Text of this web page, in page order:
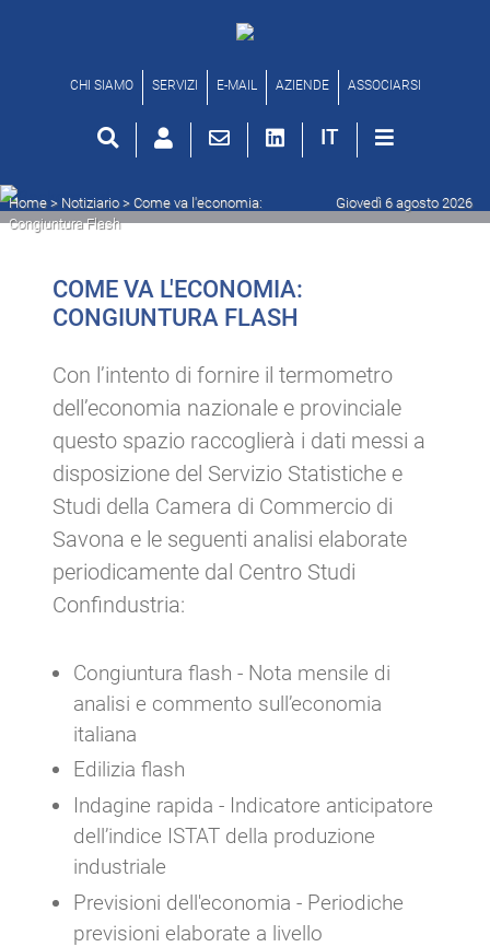
Come va l'economia: Congiuntura
CHI SIAMO SERVIZI E-MAIL AZIENDE ASSOCIARSI
IT
Giovedì 6 agosto 2026
Home > Notiziario > Come va l'economia:
Congiuntura Flash
COME VA L'ECONOMIA:
CONGIUNTURA FLASH
Con l’intento di fornire il termometro
dell’economia nazionale e provinciale
questo spazio raccoglierà i dati messi a
disposizione del Servizio Statistiche e
Studi della Camera di Commercio di
Savona e le seguenti analisi elaborate
periodicamente dal Centro Studi
Confindustria:
Congiuntura flash - Nota mensile di
analisi e commento sull’economia
italiana
Edilizia flash
Indagine rapida - Indicatore anticipatore
dell’indice ISTAT della produzione
industriale
Previsioni dell'economia - Periodiche
previsioni elaborate a livello